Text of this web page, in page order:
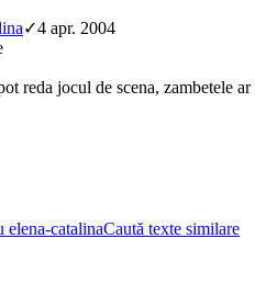
✓4 apr. 2004
reda jocul de scena, zambetele
elena-catalinaCaută texte similare